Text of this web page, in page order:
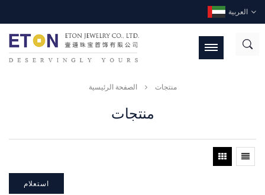
العربية
الصفحة الرئيسية منتجات
منتجات
استعلام